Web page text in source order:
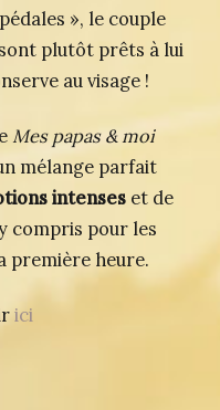
», le couple
plutôt prêts à lui
au visage !
Mes papas & moi
mélange parfait
intenseset de
compris pour les
première heure.
ici